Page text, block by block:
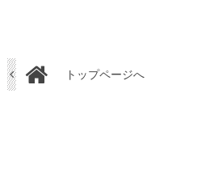
トップページへ